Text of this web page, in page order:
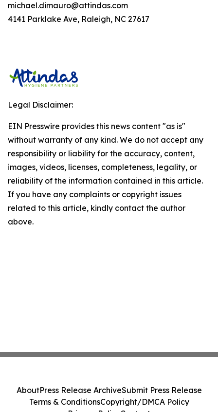
michael.dimauro@attindas.com
4141 Parklake Ave, Raleigh, NC 27617
Legal Disclaimer:
EIN Presswire provides this news content "as is"
without warranty of any kind. We do not accept any
responsibility or liability for the accuracy, content,
images, videos, licenses, completeness, legality, or
reliability of the information contained in this article.
If you have any complaints or copyright issues
related to this article, kindly contact the author
above.
AboutPress Release ArchiveSubmit Press Release
Terms & ConditionsCopyright/DMCA Policy